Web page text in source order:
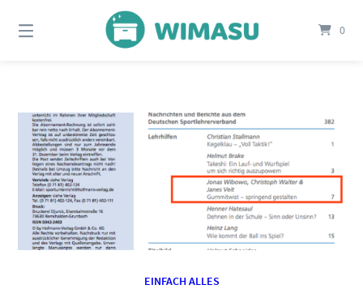
zum
Inhalt
0
EINFACH ALLES